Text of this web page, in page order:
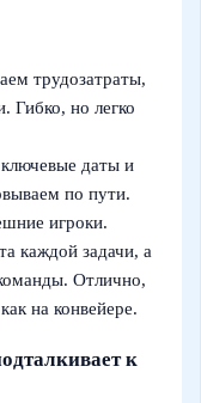
трудозатраты,
Гибко, но легко
даты и
по пути.
игроки.
каждой задачи, а
Отлично,
на конвейере.
к